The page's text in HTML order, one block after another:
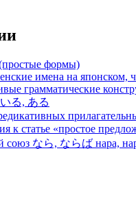
формы)
имена на японском,
грамматические
る, ある
к статье «простое
союз なら, ならば нара,